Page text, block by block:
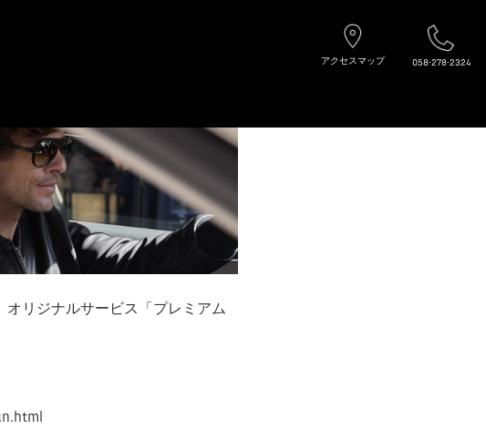
アクセスマップ 058-278-2324
リジナルサービス「プレミアム